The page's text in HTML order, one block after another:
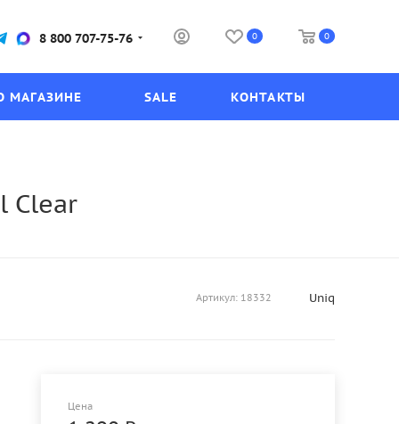
8 800 707-75-76 0 0
МАГАЗИНЕ SALE КОНТАКТЫ
Clear
Артикул: 18332 Uniq
Цена